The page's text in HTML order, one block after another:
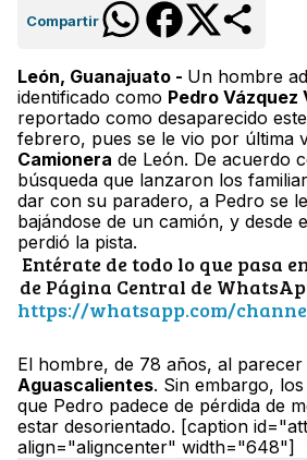
Compartir
León, Guanajuato - Un hombre
identificado como Pedro Vázquez
reportado como desaparecido
febrero, pues se le vio por última
Camionera de León. De acuerdo
búsqueda que lanzaron los
dar con su paradero, a Pedro se
bajándose de un camión, y desde
perdió la pista.
Entérate de todo lo que pasa
de Página Central de
https://whatsapp.com/
El hombre, de 78 años, al parecer
Aguascalientes. Sin embargo,
que Pedro padece de pérdida de
estar desorientado. [caption
align="aligncenter" width="648"]